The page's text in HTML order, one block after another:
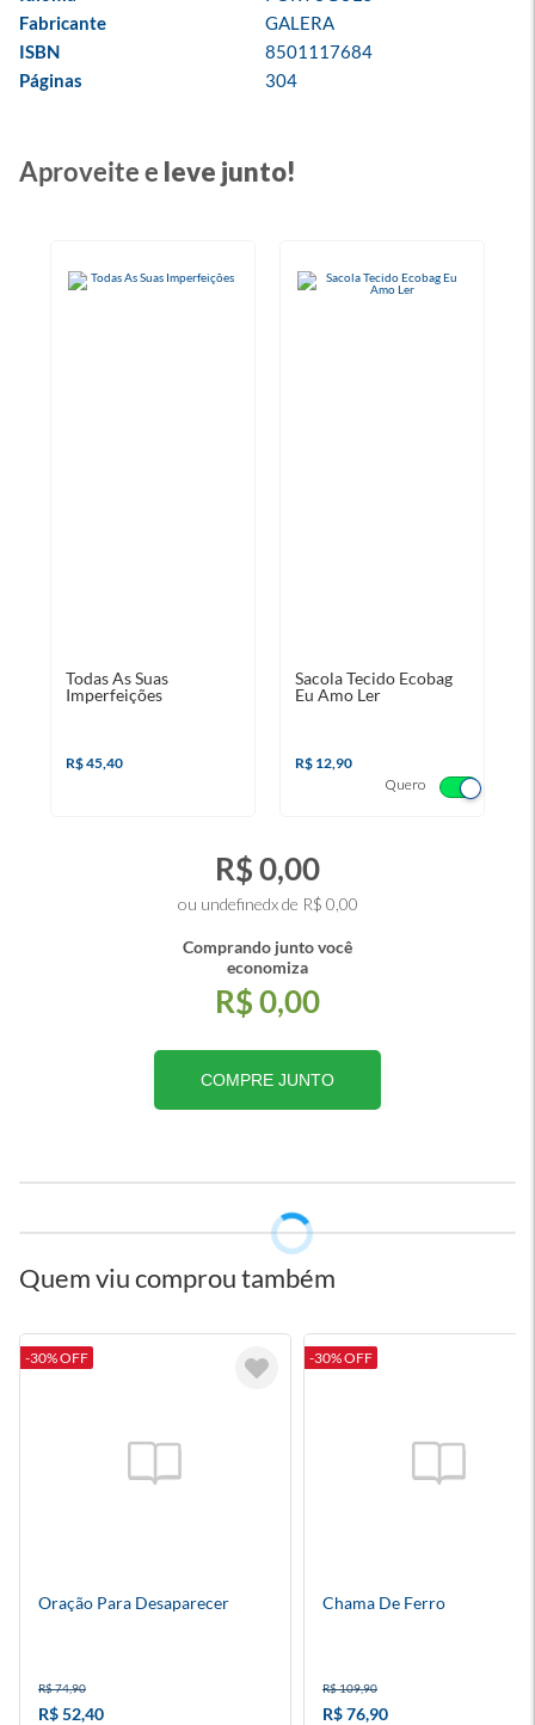
Fabricante
GALERA
ISBN
8501117684
Páginas
304
Aproveite e leve junto!
Todas As Suas
Imperfeições
R$ 45,40
Quero
Sacola Tecido Ecobag
Eu Amo Ler
R$ 12,90
R$ 0,00
ou undefinedx de R$ 0,00
Comprando junto você
economiza
R$ 0,00
COMPRE JUNTO
Quem viu comprou também
-30% OFF
Oração Para Desaparecer
R$ 74,90
R$ 52,40
-30% OFF
Chama De Ferro
R$ 109,90
R$ 76,90